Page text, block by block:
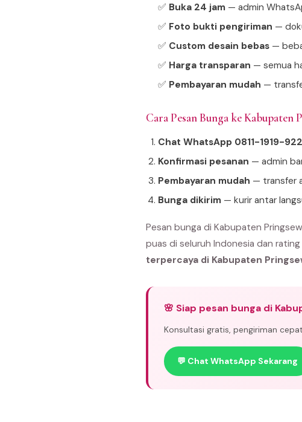
✅ Buka 24 jam — admin
✅ Foto bukti pengiriman —
✅ Custom desain bebas —
✅ Harga transparan — semua
✅ Pembayaran mudah —
Cara Pesan Bunga ke
Chat WhatsApp 0811-1919-922
Konfirmasi pesanan — admin
Pembayaran mudah — transfer
Bunga dikirim — kurir antar
Pesan bunga di Kabupaten
puas di seluruh Indonesia dan
terpercaya di Kabupaten
🌸 Siap pesan bunga di
Konsultasi gratis, pengiriman
💬 Chat WhatsApp Sekarang